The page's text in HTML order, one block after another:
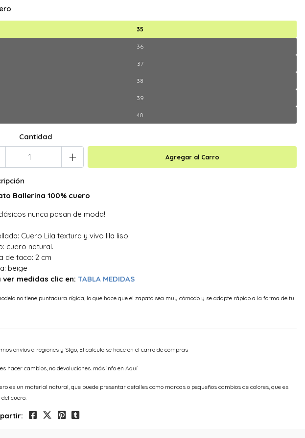
35
36
37
38
39
40
Cantidad
+
Ballerina 100% cuero
nunca pasan de moda!
Cuero Lila textura y vivo lila liso
cuero natural.
de taco: 2 cm
beige
ver medidas clic en: TABLA MEDIDAS
no tiene puntadura rígida, lo que hace que el zapato sea muy cómodo y se adapte rápido a la forma de tu
envíos a regiones y Stgo, El calculo se hace en el carro de compras
hacer cambios, no devoluciones. más info en Aquí
es un material natural, que puede presentar detalles como marcas o pequeños cambios de colores, que es
cuero.